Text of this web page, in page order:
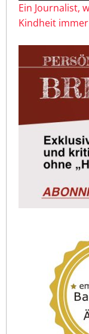
Ein Journalist,
Kindheit